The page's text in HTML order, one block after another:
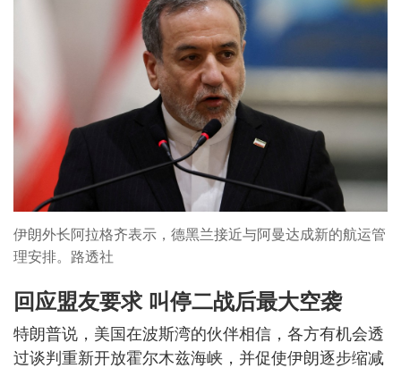
伊朗外长阿拉格齐表示，德黑兰接近与阿曼达成新的航运管
理安排。路透社
回应盟友要求 叫停二战后最大空袭
特朗普说，美国在波斯湾的伙伴相信，各方有机会透
过谈判重新开放霍尔木兹海峡，并促使伊朗逐步缩减